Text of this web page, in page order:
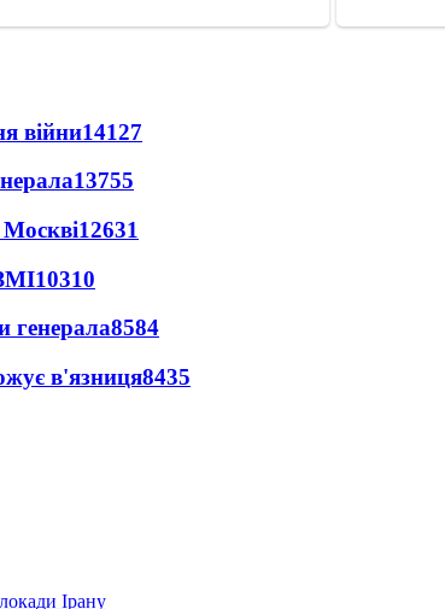
війни14127
13755
Москві12631
10310
генерала8584
в'язниця8435